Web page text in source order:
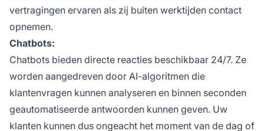
vertragingen ervaren als zij buiten werktijden contact
opnemen.
Chatbots:
Chatbots bieden directe reacties beschikbaar 24/7. Ze
worden aangedreven door AI-algoritmen die
klantenvragen kunnen analyseren en binnen seconden
geautomatiseerde antwoorden kunnen geven. Uw
klanten kunnen dus ongeacht het moment van de dag of